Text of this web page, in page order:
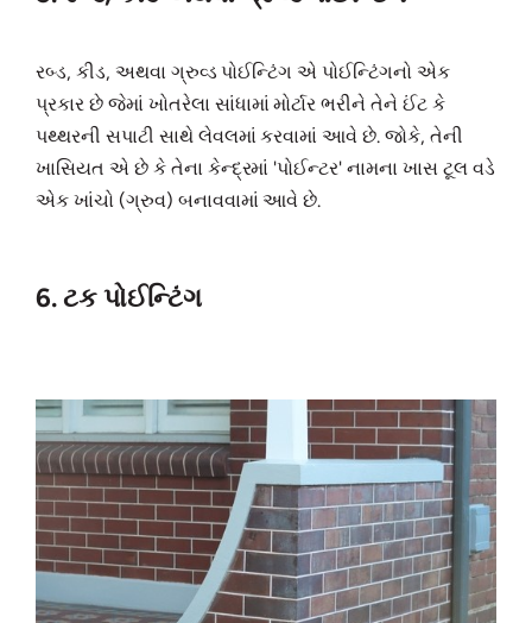
રબ્ડ, કીડ, અથવા ગ્રુવ્ડ પોઈન્ટિંગ એ પોઈન્ટિંગનો એક
પ્રકાર છે જેમાં ખોતરેલા સાંધામાં મોર્ટાર ભરીને તેને ઈંટ કે
પથ્થરની સપાટી સાથે લેવલમાં કરવામાં આવે છે. જોકે, તેની
ખાસિયત એ છે કે તેના કેન્દ્રમાં 'પોઈન્ટર' નામના ખાસ ટૂલ વડે
એક ખાંચો (ગ્રુવ) બનાવવામાં આવે છે.
6. ટક પોઈન્ટિંગ